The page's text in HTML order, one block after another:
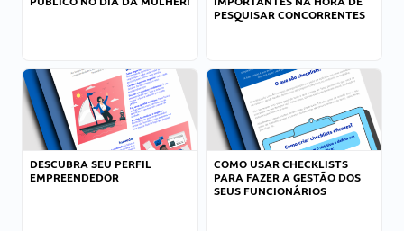
PESQUISAR CONCORRENTES
DESCUBRA SEU PERFIL
EMPREENDEDOR
COMO USAR CHECKLISTS
PARA FAZER A GESTÃO DOS
SEUS FUNCIONÁRIOS